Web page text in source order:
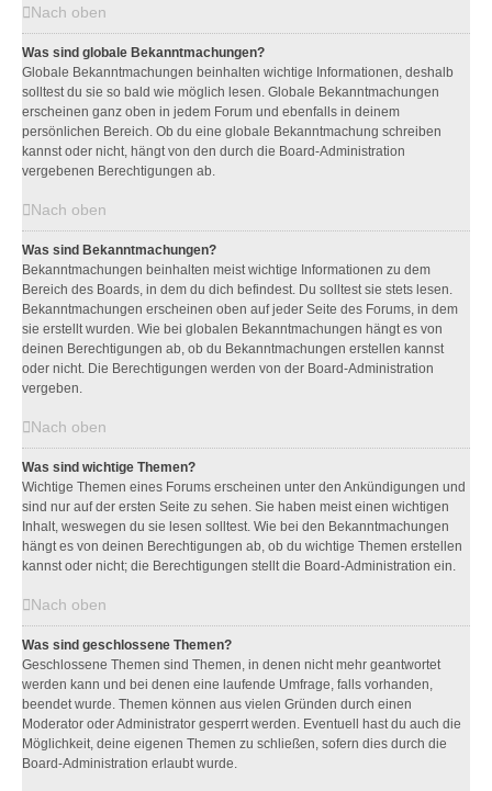
Nach oben
Was sind globale Bekanntmachungen?
Globale Bekanntmachungen beinhalten wichtige Informationen, deshalb
solltest du sie so bald wie möglich lesen. Globale Bekanntmachungen
erscheinen ganz oben in jedem Forum und ebenfalls in deinem
persönlichen Bereich. Ob du eine globale Bekanntmachung schreiben
kannst oder nicht, hängt von den durch die Board-Administration
vergebenen Berechtigungen ab.
Nach oben
Was sind Bekanntmachungen?
Bekanntmachungen beinhalten meist wichtige Informationen zu dem
Bereich des Boards, in dem du dich befindest. Du solltest sie stets lesen.
Bekanntmachungen erscheinen oben auf jeder Seite des Forums, in dem
sie erstellt wurden. Wie bei globalen Bekanntmachungen hängt es von
deinen Berechtigungen ab, ob du Bekanntmachungen erstellen kannst
oder nicht. Die Berechtigungen werden von der Board-Administration
vergeben.
Nach oben
Was sind wichtige Themen?
Wichtige Themen eines Forums erscheinen unter den Ankündigungen und
sind nur auf der ersten Seite zu sehen. Sie haben meist einen wichtigen
Inhalt, weswegen du sie lesen solltest. Wie bei den Bekanntmachungen
hängt es von deinen Berechtigungen ab, ob du wichtige Themen erstellen
kannst oder nicht; die Berechtigungen stellt die Board-Administration ein.
Nach oben
Was sind geschlossene Themen?
Geschlossene Themen sind Themen, in denen nicht mehr geantwortet
werden kann und bei denen eine laufende Umfrage, falls vorhanden,
beendet wurde. Themen können aus vielen Gründen durch einen
Moderator oder Administrator gesperrt werden. Eventuell hast du auch die
Möglichkeit, deine eigenen Themen zu schließen, sofern dies durch die
Board-Administration erlaubt wurde.